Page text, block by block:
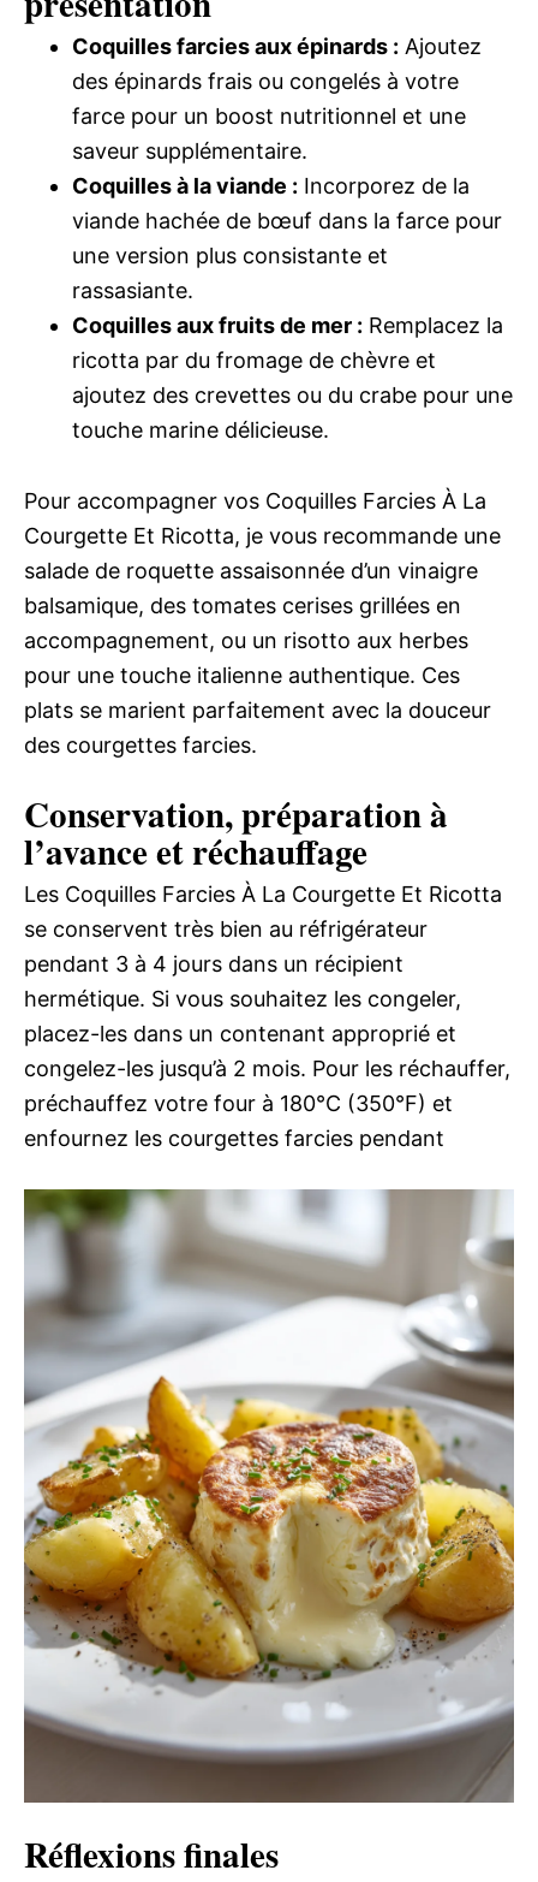
Coquilles farcies aux épinards : Ajoutez
des épinards frais ou congelés à votre
farce pour un boost nutritionnel et une
saveur supplémentaire.
Coquilles à la viande : Incorporez de la
viande hachée de bœuf dans la farce pour
une version plus consistante et
rassasiante.
Coquilles aux fruits de mer : Remplacez la
ricotta par du fromage de chèvre et
ajoutez des crevettes ou du crabe pour une
touche marine délicieuse.
Pour accompagner vos Coquilles Farcies À La
Courgette Et Ricotta, je vous recommande une
salade de roquette assaisonnée d’un vinaigre
balsamique, des tomates cerises grillées en
accompagnement, ou un risotto aux herbes
pour une touche italienne authentique. Ces
plats se marient parfaitement avec la douceur
des courgettes farcies.
Conservation, préparation à
l’avance et réchauffage
Les Coquilles Farcies À La Courgette Et Ricotta
se conservent très bien au réfrigérateur
pendant 3 à 4 jours dans un récipient
hermétique. Si vous souhaitez les congeler,
placez-les dans un contenant approprié et
congelez-les jusqu’à 2 mois. Pour les réchauffer,
préchauffez votre four à 180°C (350°F) et
enfournez les courgettes farcies pendant
Réflexions finales